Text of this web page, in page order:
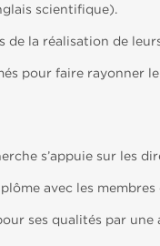
scientifique).
la réalisation de
pour faire rayonner
s’appuie sur les
avec les
ses qualités par une